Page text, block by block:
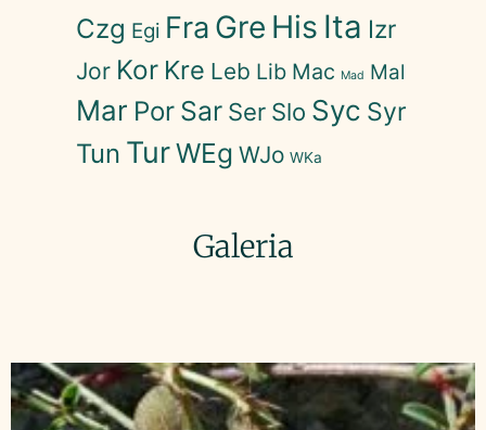
Czg Egi Fra Gre His Ita Izr
Jor Kor Kre Leb Lib Mac Mad Mal
Mar Por Sar Ser Slo Syc Syr
Tun TurWEg WJo WKa
Galeria